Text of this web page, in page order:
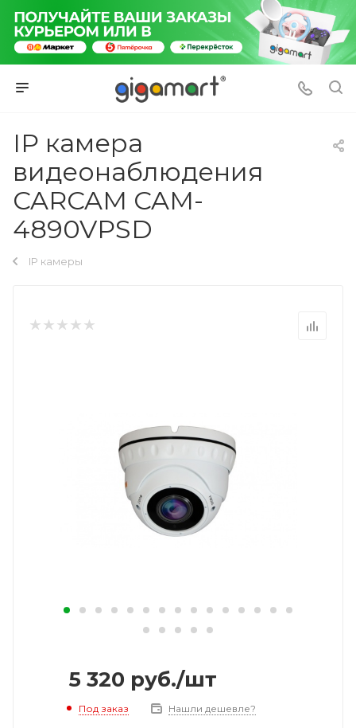
IP камера
видеонаблюдения
CARCAM CAM-
4890VPSD
IP камеры
5 320 руб./шт
Под заказ Нашли дешевле?